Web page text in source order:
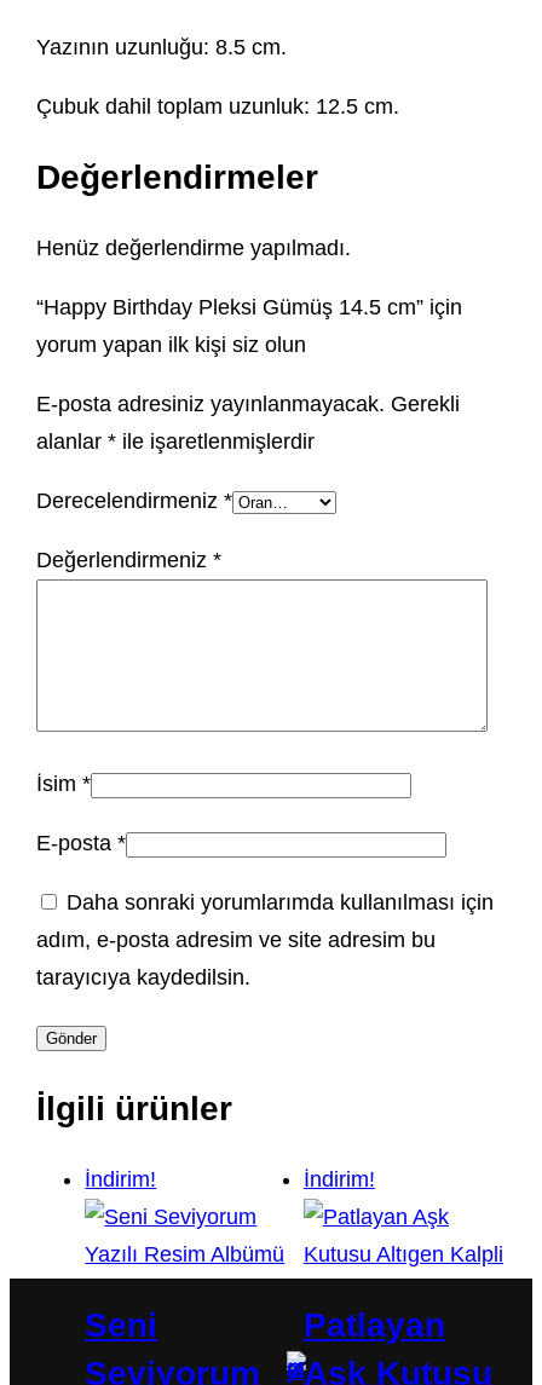
Yazının uzunluğu: 8.5 cm.
Çubuk dahil toplam uzunluk: 12.5 cm.
Değerlendirmeler
Henüz değerlendirme yapılmadı.
“Happy Birthday Pleksi Gümüş 14.5 cm” için
yorum yapan ilk kişi siz olun
E-posta adresiniz yayınlanmayacak. Gerekli
alanlar* ile işaretlenmişlerdir
Derecelendirmeniz*
Değerlendirmeniz*
İsim*
E-posta*
Daha sonraki yorumlarımda kullanılması için
adım, e-posta adresim ve site adresim bu
tarayıcıya kaydedilsin.
İlgili ürünler
İndirim!
Seni
Seviyorum
İndirim!
Patlayan
Aşk Kutusu